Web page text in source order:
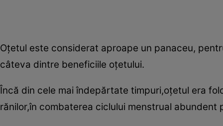
Oţetul este considerat aproape un panaceu,
câteva dintre beneficiile oţetului.
Încă din cele mai îndepărtate timpuri,oţetul era
rănilor,în combaterea ciclului menstrual abundent